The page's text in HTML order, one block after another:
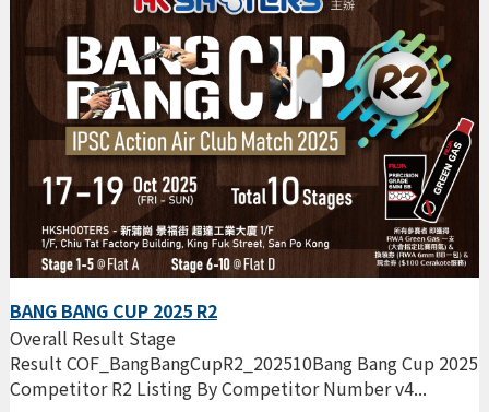
BANG BANG CUP 2025 R2
Overall Result Stage
Result COF_BangBangCupR2_202510Bang Bang Cup 2025
Competitor R2 Listing By Competitor Number v4...